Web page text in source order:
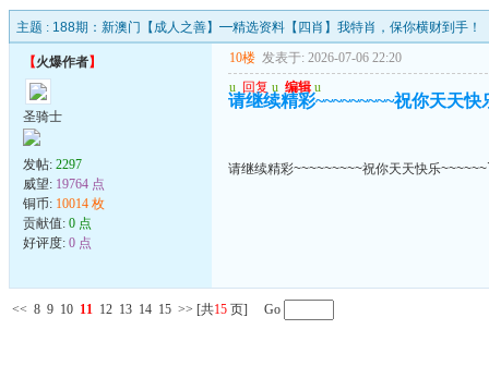
主题 : 188期：新澳门【成人之善】━精选资料【四肖】我特肖，保你横财到手！
【火爆作者】
圣骑士
发帖: 2297
威望: 19764 点
铜币: 10014 枚
贡献值: 0 点
好评度: 0 点
10楼 发表于: 2026-07-06 22:20
u 回复 u 编辑 u
请继续精彩~~~~~~~~~祝你天天快
请继续精彩~~~~~~~~~祝你天天快乐
<< 8 9 10 11 12 13 14 15 >> [共15 页] Go